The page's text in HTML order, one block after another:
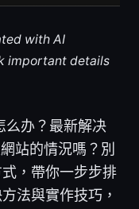
with AI
important details
么办？最新解决
站的情況嗎？別
，帶你一步步排
法與實作技巧，